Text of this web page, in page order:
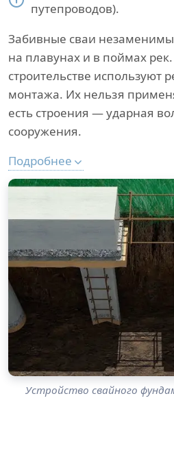
путепроводов).
Забивные сваи незаменимы
на плавунах и в поймах
строительстве используют
монтажа. Их нельзя
есть строения — ударная
сооружения.
Подробнее
Устройство свайного